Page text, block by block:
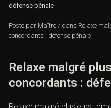
défense pénale
Posté par Maître / dans Relaxe
concordants : défense pénale
Relaxe malgré
témoignages